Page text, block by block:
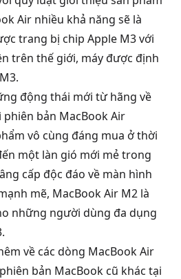
Air nhiều khả năng sẽ là
trang bị chip Apple M3 với
trên thế giới, máy được định
động thái mới từ hãng về
bản MacBook Air
vô cùng đáng mua ở thời
một làn gió mới mẻ trong
cấp độc đáo về màn hình
mẽ, MacBook Air M2 là
những người dùng đa dụng
về các dòng MacBook Air
bản MacBook cũ khác tại